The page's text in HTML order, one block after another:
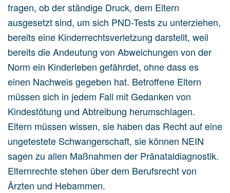
fragen, ob der ständige Druck, dem Eltern
ausgesetzt sind, um sich PND-Tests zu unterziehen,
bereits eine Kinderrechtsverletzung darstellt, weil
bereits die Andeutung von Abweichungen von der
Norm ein Kinderleben gefährdet, ohne dass es
einen Nachweis gegeben hat. Betroffene Eltern
müssen sich in jedem Fall mit Gedanken von
Kindestötung und Abtreibung herumschlagen.
Eltern müssen wissen, sie haben das Recht auf eine
ungetestete Schwangerschaft, sie können NEIN
sagen zu allen Maßnahmen der Pränataldiagnostik.
Elternrechte stehen über dem Berufsrecht von
Ärzten und Hebammen.